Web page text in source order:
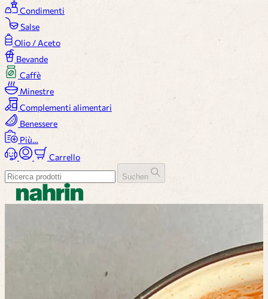
Condimenti
Salse
Olio / Aceto
Bevande
Caffè
Minestre
Complementi alimentari
Benessere
Più…
Carrello
Suchen